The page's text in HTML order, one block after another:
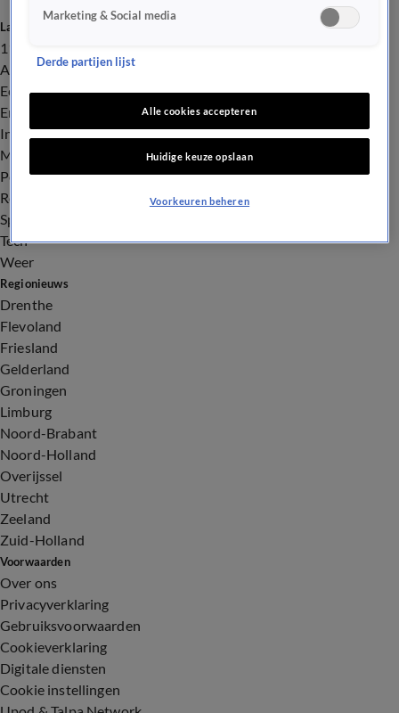
Laatste nieuws
112
Advies & Tips
Economie
Entertainment
Infrastructuur
Milieu en Gezondheid
Politiek
Royalty
Sport
Tech
Weer
Regionieuws
Drenthe
Flevoland
Friesland
Gelderland
Groningen
Limburg
Noord-Brabant
Noord-Holland
Overijssel
Utrecht
Zeeland
Zuid-Holland
Voorwaarden
Over ons
Privacyverklaring
Gebruiksvoorwaarden
Cookieverklaring
Digitale diensten
Cookie instellingen
Marketing & Social media
Derde partijen lijst
Alle cookies accepteren
Huidige keuze opslaan
Voorkeuren beheren